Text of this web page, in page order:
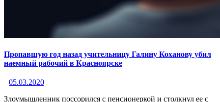
Пропавшую год назад учительницу Галину Коханову убил
наемный рабочий в Красноярске
05.03.2020
Злоумышленник поссорился с пенсионеркой и столкнул ее с